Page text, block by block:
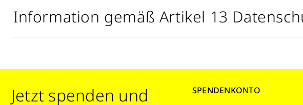
Information gemäß Artikel 13
Jetzt spenden und
SPENDENKONTO